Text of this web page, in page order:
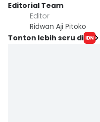
Editorial Team
Editor
Ridwan Aji Pitoko
Tonton lebih seru di